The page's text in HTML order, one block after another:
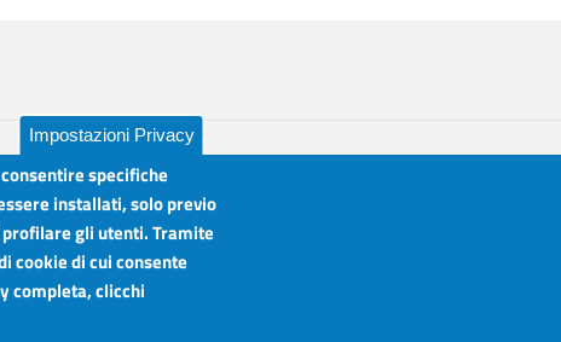
8.30 - 12.00
Impostazioni Privacy
specifiche
installati, solo previo
profilare gli utenti. Tramite
cookie di cui consente
completa, clicchi